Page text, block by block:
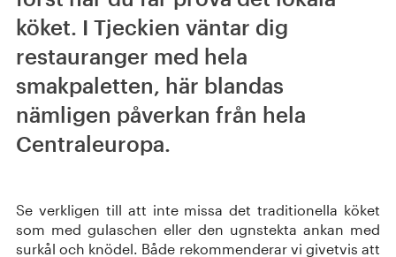
köket. I Tjeckien väntar dig
restauranger med hela
smakpaletten, här blandas
nämligen påverkan från hela
Centraleuropa.
Se verkligen till att inte missa det traditionella köket
som med gulaschen eller den ugnstekta ankan med
surkål och knödel. Både rekommenderar vi givetvis att